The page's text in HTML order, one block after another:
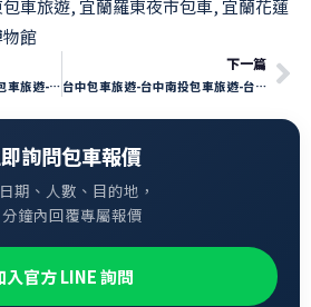
車旅遊, 宜蘭羅東夜市包車, 宜蘭花蓮
館
台北包車一日遊-台北九份包車旅遊-台北包車旅遊-九份老街
下一篇
台中包車旅遊-台中南投包車旅遊-台中南投日月潭包車-南投日月潭
詢問包車報價
期、人數、目的地，
鐘內回覆專屬報價
入官方 LINE 詢問